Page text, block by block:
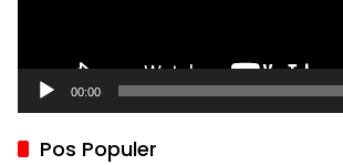
00:00
Pos Populer